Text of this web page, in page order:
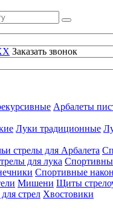
Заказать звонок
Арбалеты
Луки традиционные
стрелы для Арбалета
для лука
Спортивные
Мишени Щиты
стрел Хвостовики